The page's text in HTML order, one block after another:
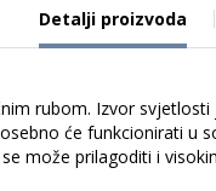
Detalji proizvoda
rubom. Izvor
će funkcionirati
može prilagoditi i